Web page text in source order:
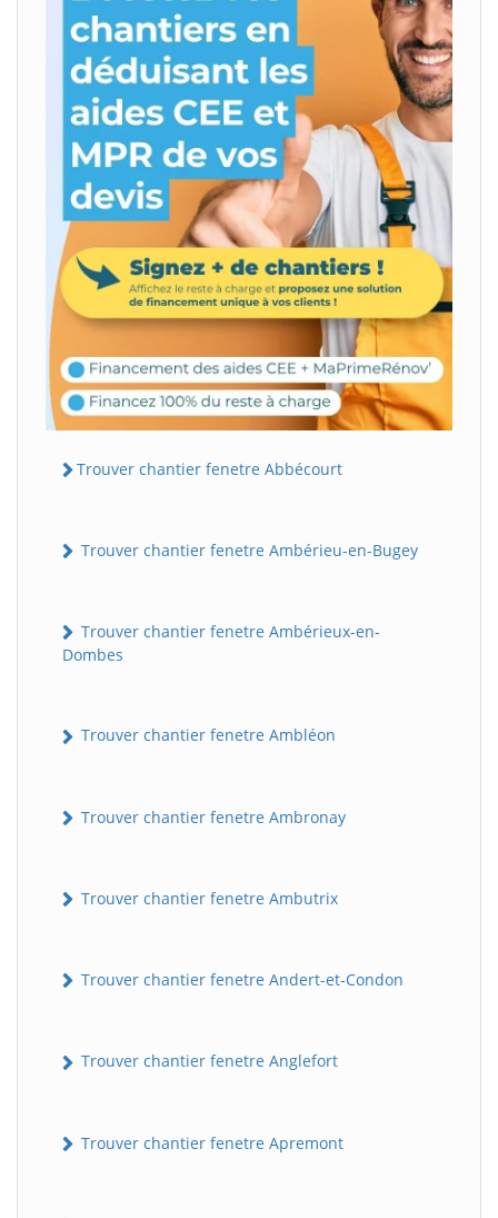
Trouver chantier fenetre Abbécourt
Trouver chantier fenetre Ambérieu-en-Bugey
Trouver chantier fenetre Ambérieux-en-
Dombes
Trouver chantier fenetre Ambléon
Trouver chantier fenetre Ambronay
Trouver chantier fenetre Ambutrix
Trouver chantier fenetre Andert-et-Condon
Trouver chantier fenetre Anglefort
Trouver chantier fenetre Apremont